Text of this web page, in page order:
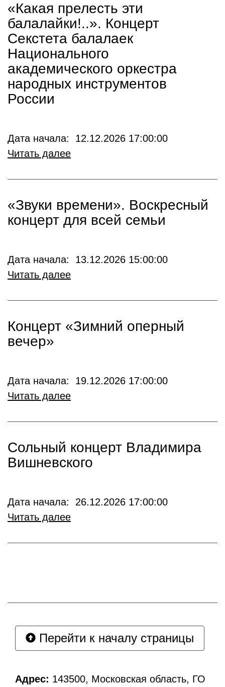
«Какая прелесть эти
балалайки!..». Концерт
Секстета балалаек
Национального
академического оркестра
народных инструментов
России
Дата начала: 12.12.2026 17:00:00
Читать далее
«Звуки времени». Воскресный
концерт для всей семьи
Дата начала: 13.12.2026 15:00:00
Читать далее
Концерт «Зимний оперный
вечер»
Дата начала: 19.12.2026 17:00:00
Читать далее
Сольный концерт Владимира
Вишневского
Дата начала: 26.12.2026 17:00:00
Читать далее
Перейти к началу страницы
Адрес: 143500, Московская область, ГО